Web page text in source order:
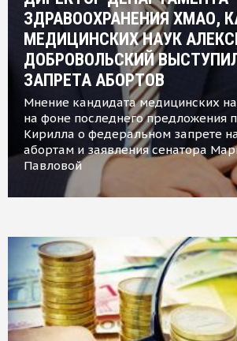
ЗДРАВООХРАНЕНИЯ ХМАО,
МЕДИЦИНСКИХ НАУК
ДОБРОВОЛЬСКИЙ
ЗАПРЕТА АБОРТОВ
Мнение кандидата медицинских
на фоне последнего предложения
Кирилла о федеральном запрете
абортам и заявления сенатора
Павловой